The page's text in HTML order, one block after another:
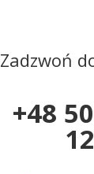
Zadzwoń
+48